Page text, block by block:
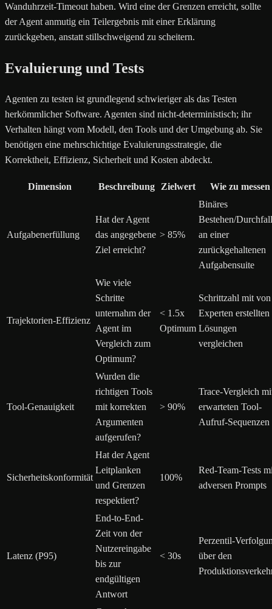
Wanduhrzeit-Timeout haben. Wird eine der Grenzen erreicht, sollte
der Agent anmutig ein Teilergebnis mit einer Erklärung
zurückgeben, anstatt stillschweigend zu scheitern.
Evaluierung und Tests
Agenten zu testen ist grundlegend schwieriger als das Testen
herkömmlicher Software. Agenten sind nicht-deterministisch; ihr
Verhalten hängt vom Modell, den Tools und der Umgebung ab. Sie
benötigen eine mehrschichtige Evaluierungsstrategie, die
Korrektheit, Effizienz, Sicherheit und Kosten abdeckt.
Dimension Beschreibung Zielwert Wie zu messen
Aufgabenerfüllung
Hat der Agent
das angegebene
Ziel erreicht?
> 85%
Binäres
Bestehen/
an einer
zurückgehaltenen
Aufgabensuite
Trajektorien-Effizienz
Wie viele
Schritte
unternahm der
Agent im
Vergleich zum
Optimum?
< 1.5x
Optimum
Schrittzahl mit von
Experten erstellten
Lösungen
vergleichen
Tool-Genauigkeit
Wurden die
richtigen Tools
mit korrekten
Argumenten
aufgerufen?
> 90%
Trace-Vergleich
erwarteten Tool-
Aufruf-Sequenzen
Sicherheitskonformität
Hat der Agent
Leitplanken
und Grenzen
respektiert?
100%
Red-Team-Tests
adversen Prompts
Latenz (P95)
End-to-End-
Zeit von der
Nutzereingabe
bis zur
endgültigen
Antwort
< 30s
Perzentil-
über den